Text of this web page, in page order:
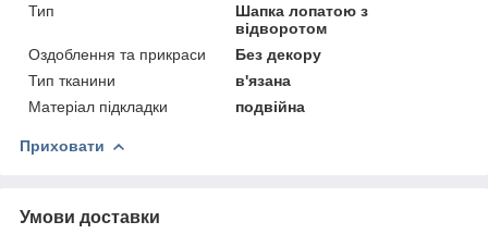
Тип
Шапка лопатою з
відворотом
Оздоблення та прикраси
Без декору
Тип тканини
в'язана
Матеріал підкладки
подвійна
Приховати
Умови доставки